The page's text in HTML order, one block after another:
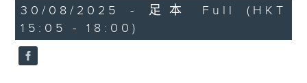
2
hours,
45
minutes,
0
seconds
30/08/2025 - 足本 Full (HKT
15:05 - 18:00)